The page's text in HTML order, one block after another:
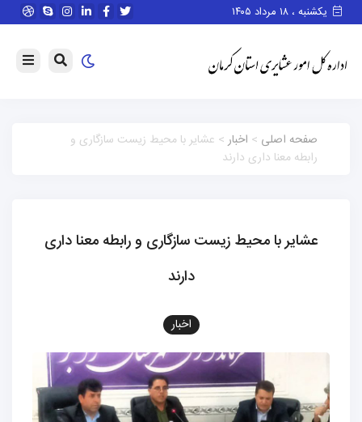
یکشنبه ، ۱۸ مرداد ۱۴۰۵
صفحه اصلی > اخبار> عشایر با محیط زیست سازگاری و
رابطه معنا داری دارند
عشایر با محیط زیست سازگاری و رابطه معنا داری
دارند
اخبار